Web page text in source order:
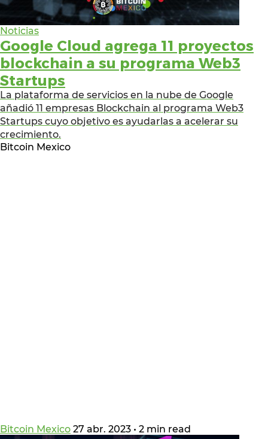
Noticias
Google Cloud agrega 11 proyectos
blockchain a su programa Web3
Startups
La plataforma de servicios en la nube de Google
añadió 11 empresas Blockchain al programa Web3
Startups cuyo objetivo es ayudarlas a acelerar su
crecimiento.
Bitcoin Mexico
Bitcoin Mexico 27 abr. 2023 • 2 min read